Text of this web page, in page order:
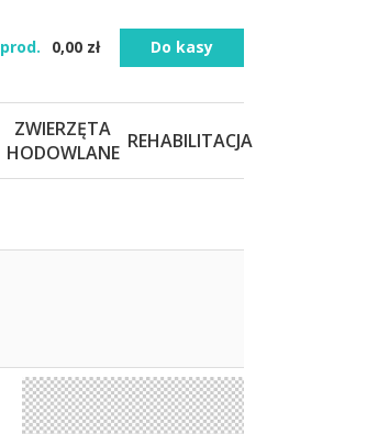
prod. 0,00 zł Do kasy
ZWIERZĘTA
HODOWLANE REHABILITACJA